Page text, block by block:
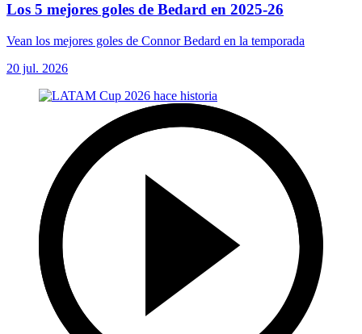
Los 5 mejores goles de Bedard en 2025-26
Vean los mejores goles de Connor Bedard en la temporada
20 jul. 2026